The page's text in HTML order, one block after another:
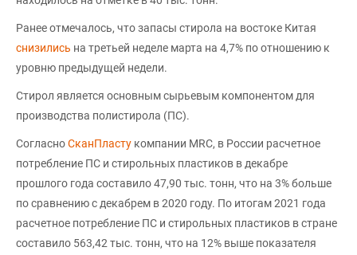
Ранее отмечалось, что запасы стирола на востоке Китая
снизились на третьей неделе марта на 4,7% по отношению к
уровню предыдущей недели.
Стирол является основным сырьевым компонентом для
производства полистирола (ПС).
СогласноСканПласту компании MRC, в России расчетное
потребление ПС и стирольных пластиков в декабре
прошлого года составило 47,90 тыс. тонн, что на 3% больше
по сравнению с декабрем в 2020 году. По итогам 2021 года
расчетное потребление ПС и стирольных пластиков в стране
составило 563,42 тыс. тонн, что на 12% выше показателя